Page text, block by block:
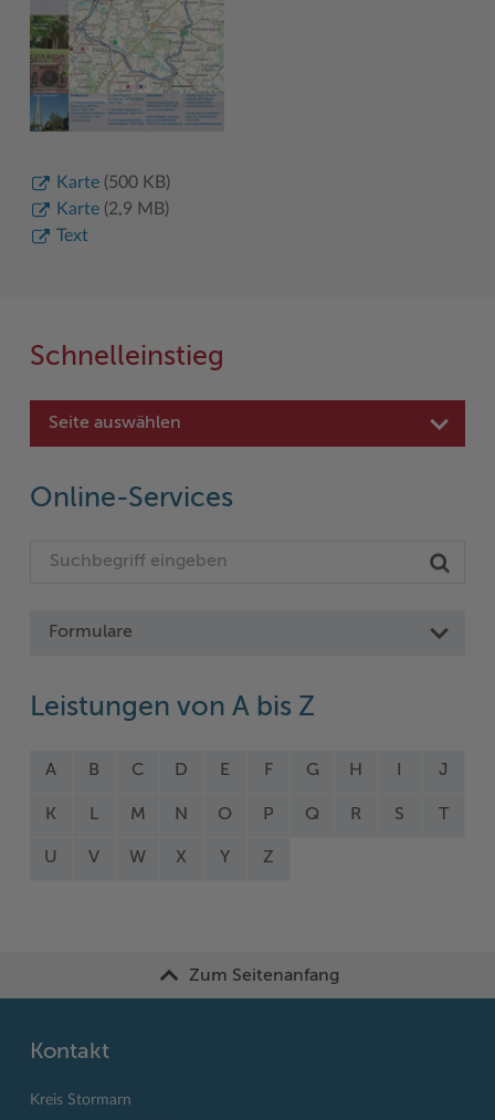
Karte(500 KB)
Karte(2,9 MB)
Text
Schnelleinstieg
Seite auswählen
Online-Services
Formulare
Leistungen von A bis Z
A B C D E F G H I J
K L M N O P Q R S
U V W X Y Z
Zum Seitenanfang
Kontakt
Kreis Stormarn